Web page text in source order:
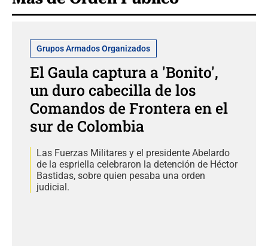
Grupos Armados Organizados
El Gaula captura a 'Bonito',
un duro cabecilla de los
Comandos de Frontera en el
sur de Colombia
Las Fuerzas Militares y el presidente Abelardo
de la espriella celebraron la detención de Héctor
Bastidas, sobre quien pesaba una orden
judicial.